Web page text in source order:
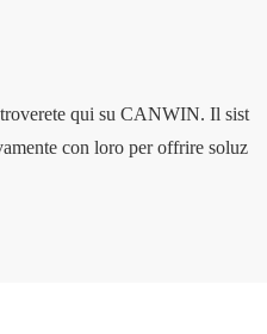
troverete qui su CANWIN. Il sist
con loro per offrire soluz